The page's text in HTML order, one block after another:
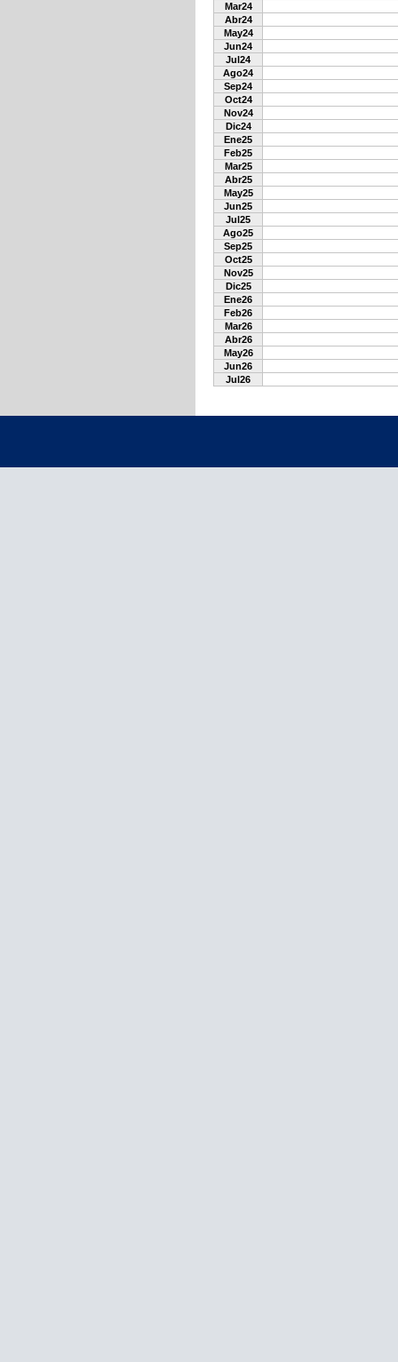
Mar24
Abr24
May24
Jun24
Jul24
Ago24
Sep24
Oct24
Nov24
Dic24
Ene25
Feb25
Mar25
Abr25
May25
Jun25
Jul25
Ago25
Sep25
Oct25
Nov25
Dic25
Ene26
Feb26
Mar26
Abr26
May26
Jun26
Jul26